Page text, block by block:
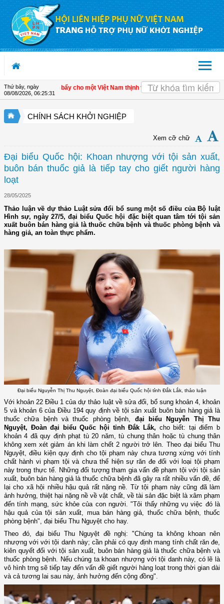
Truy cập nội dung luôn
Thứ bảy, ngày
08/08/2026 06:25:32
tế tư nhân - Đòn bẩy cho một Việt Nam thịnh vượng | Hội LHPN tỉnh Kiên
CHÍNH SÁCH KHỞI NGHIỆP
Xem cỡ chữ
Đại biểu Quốc hội: Khoan nhượng với tội sản xuất,
buôn bán thuốc giả là tiếp tay cho giết người hàng
loạt
28/05/2025
Thảo luận về dự thảo Luật sửa đổi bổ sung một số điều của Bộ luật
Hình sự, ngày 27/5, đại biểu Quốc hội đặc biệt quan tâm tới tội sản
xuất buôn bán hàng giả là thuốc chữa bệnh và thuốc phòng bệnh và
hàng giả, an toàn thực phẩm.
Đại biểu Nguyễn Thị Thu Nguyệt, Đoàn đại biểu Quốc hội tỉnh Đắk Lắk, thảo luận
Với khoản 22 Điều 1 của dự thảo luật về sửa đổi, bổ sung khoản 4, khoản
5 và khoản 6 của Điều 194 quy định về tội sản xuất buôn bán hàng giả là
thuốc chữa bệnh và thuốc phòng bệnh, đại biểu Nguyễn Thị Thu
Nguyệt, Đoàn đại biểu Quốc hội tỉnh Đắk Lắk, cho biết: tại điểm b
khoản 4 đã quy định phạt tù 20 năm, tù chung thân hoặc tù chung thân
không xem xét giảm án khi làm chết 2 người trở lên. Theo đại biểu Thu
Nguyệt, điều kiện quy định cho tội phạm này chưa tương xứng với tính
chất hành vi phạm tội và chưa thể hiện sự răn đe đối với loại tội phạm
này trong thực tế. Những đối tượng tham gia vấn đề phạm tội với tội sản
xuất, buôn bán hàng giả là thuốc chữa bệnh đã gây ra rất nhiều vấn đề, để
lại cho xã hội nhiều hậu quả rất nặng nề. Từ tội phạm này cũng đã làm
ảnh hưởng, thiệt hại nặng nề về vật chất, về tài sản đặc biệt là xâm phạm
đến tính mạng, sức khỏe của con người. "Tôi thấy những vụ việc đó là
hậu quả của tội sản xuất, mua bán hàng giả, thuốc chữa bệnh, thuốc
phòng bệnh", đại biểu Thu Nguyệt cho hay.
Theo đó, đại biểu Thu Nguyệt đề nghị: "Chúng ta không khoan nên
nhượng với với tội danh này; cần phải có quy định mang tính chất răn đe,
kiên quyết đối với tội sản xuất, buôn bán hàng giả là thuốc chữa bệnh và
thuốc phòng bệnh. Nếu chúng ta khoan nhượng với tội danh này, có lẽ là
vô hình trng sẽ tiếp tay đến vấn đề giết người hàng loạt trong thời gian dài
và cả tương lai sau này, ảnh hưởng đến cộng đồng".